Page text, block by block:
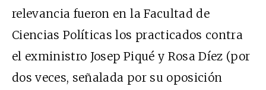
relevancia fueron en la Facultad de
Ciencias Políticas los practicados contra
el exministro Josep Piqué y Rosa Díez (por
dos veces, señalada por su oposición